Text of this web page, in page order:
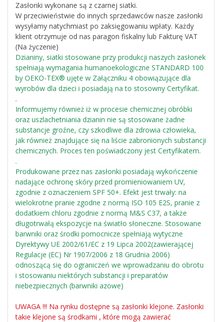
Zasłonki wykonane są z czarnej siatki.
W przeciwieństwie do innych sprzedawców nasze zasłonki
wysyłamy natychmiast po zaksięgowaniu wpłaty. Każdy
klient otrzymuje od nas paragon fiskalny lub Fakturę VAT
(Na życzenie)
Dzianiny, siatki stosowane przy produkcji naszych zasłonek
spełniają wymagania humanoekologiczne STANDARD 100
by OEKO-TEX® ujęte w Załączniku 4 obowiązujące dla
wyrobów dla dzieci i posiadają na to stosowny Certyfikat.
.
Informujemy również iż w procesie chemicznej obróbki
oraz uszlachetniania dzianin nie są stosowane żadne
substancje groźne, czy szkodliwe dla zdrowia człowieka,
jak również znajdujące się na liście zabronionych substancji
chemicznych. Proces ten poświadczony jest Certyfikatem.
.
Produkowane przez nas zasłonki posiadają wykończenie
nadające ochronę skóry przed promieniowaniem UV,
zgodnie z oznaczeniem SPF 50+. Efekt jest trwały: na
wielokrotne pranie zgodne z normą ISO 105 E2S, pranie z
dodatkiem chloru zgodnie z normą M&S C37, a także
długotrwałą ekspozycje na światło słoneczne. Stosowane
barwniki oraz środki pomocnicze spełniają wytyczne
Dyrektywy UE 2002/61/EC z 19 Lipca 2002(zawierającej
Regulacje (EC) Nr 1907/2006 z 18 Grudnia 2006)
odnoszącą się do ograniczeń we wprowadzaniu do obrotu
i stosowaniu niektórych substancji i preparatów
niebezpiecznych (barwniki azowe)
UWAGA !!! Na rynku dostępne są zasłonki klejone. Zasłonki
takie klejone są środkami , które mogą zawierać